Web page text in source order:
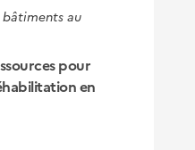
au
pour
en